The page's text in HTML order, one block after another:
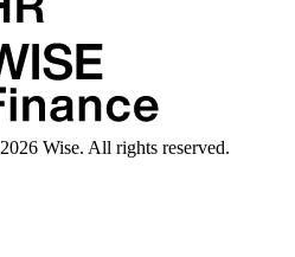
2026 Wise. All rights reserved.